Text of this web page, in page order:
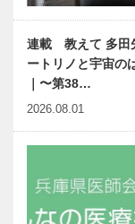
連載 教えて 多田
ートリノと宇宙の
｜〜第38…
2026.08.01